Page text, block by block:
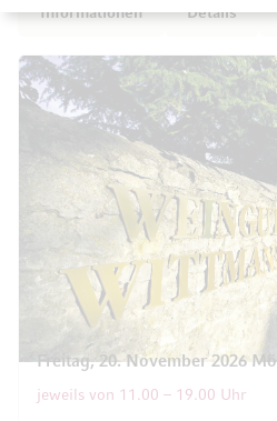
Informationen Details
Freitag, 20. November 2026
jeweils von 11.00 – 19.00 Uhr